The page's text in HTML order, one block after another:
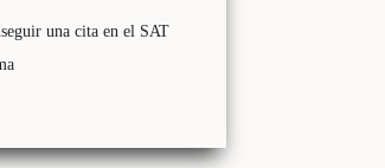
una cita en el SAT